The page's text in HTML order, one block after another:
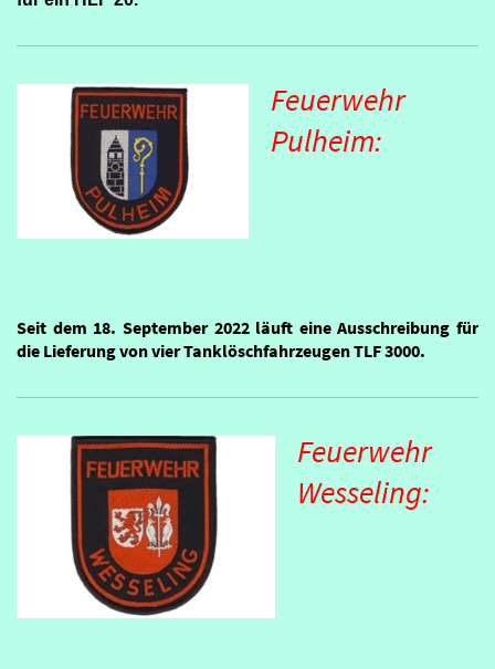
Feuerwehr
Pulheim:
Seit dem 18. September 2022 läuft eine Ausschreibung für
die Lieferung von vier Tanklöschfahrzeugen TLF 3000.
Feuerwehr
Wesseling: